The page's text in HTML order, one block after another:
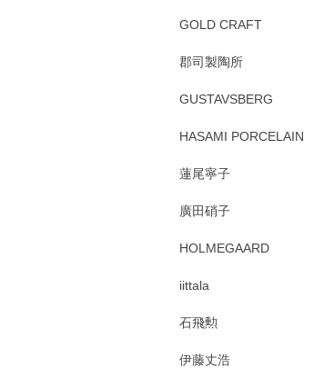
GOLD CRAFT
郡司製陶所
GUSTAVSBERG
HASAMI PORCELAIN
蓮尾寧子
廣田硝子
HOLMEGAARD
iittala
石飛勲
伊藤丈浩